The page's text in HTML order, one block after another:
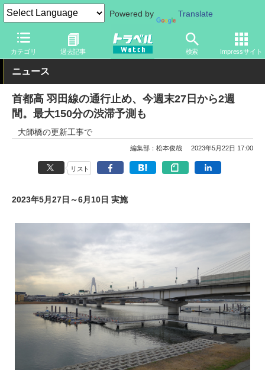
Powered by Translate
カテゴリ 過去記事 検索 Impressサイト
トラベル Watch 地域 国内旅行 東京
ニュース
首都高 羽田線の通行止め、今週末27日から2週
間。最大150分の渋滞予測も
大師橋の更新工事で
編集部：松本俊哉 2023年5月22日 17:00
リスト
2023年5月27日～6月10日 実施